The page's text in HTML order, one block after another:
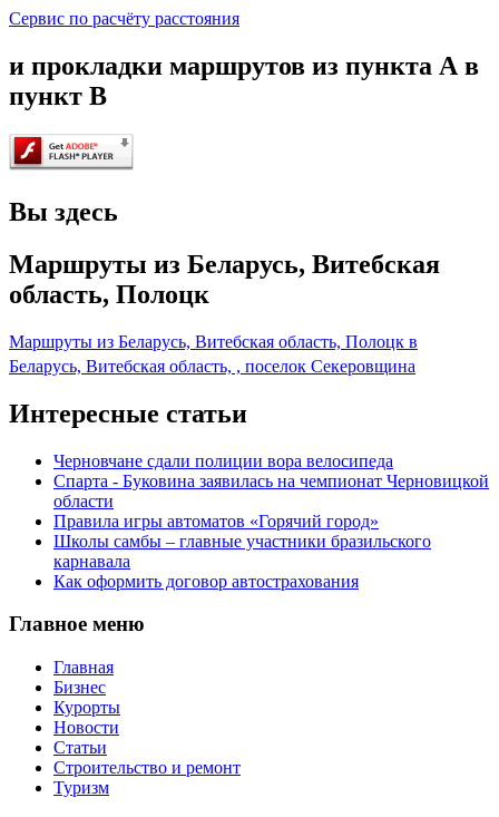
Сервис по расчёту расстояния
и прокладки маршрутов из пункта А в
пункт В
Вы здесь
Маршруты из Беларусь, Витебская
область, Полоцк
Маршруты из Беларусь, Витебская область, Полоцк в
Беларусь, Витебская область, , поселок Секеровщина
Интересные статьи
Черновчане сдали полиции вора велосипеда
Спарта - Буковина заявилась на чемпионат Черновицкой
области
Правила игры автоматов «Горячий город»
Школы самбы – главные участники бразильского
карнавала
Как оформить договор автострахования
Главное меню
Главная
Бизнес
Курорты
Новости
Статьи
Строительство и ремонт
Туризм